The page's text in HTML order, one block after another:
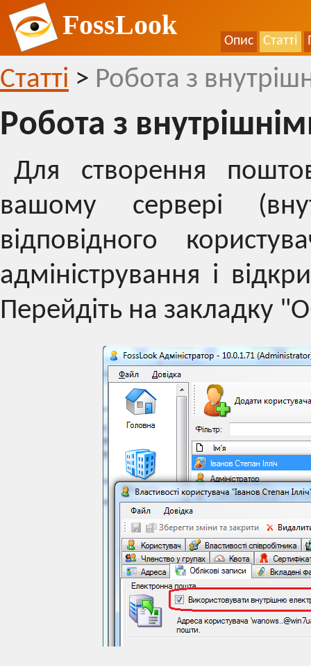
FossLook
Опис Статті
Статті > Робота з
Робота з
Для створення
вашому сервері
відповідного
адміністрування і
Перейдіть на закладку